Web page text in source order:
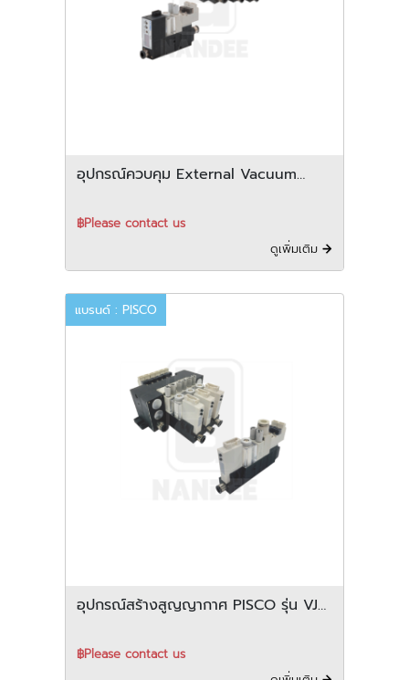
อุปกรณ์ควบคุม External Vacuum
฿Please contact us
ดูเพิ่มเติม
แบรนด์ : PISCO
อุปกรณ์สร้างสูญญากาศ PISCO รุ่น VJ
฿Please contact us